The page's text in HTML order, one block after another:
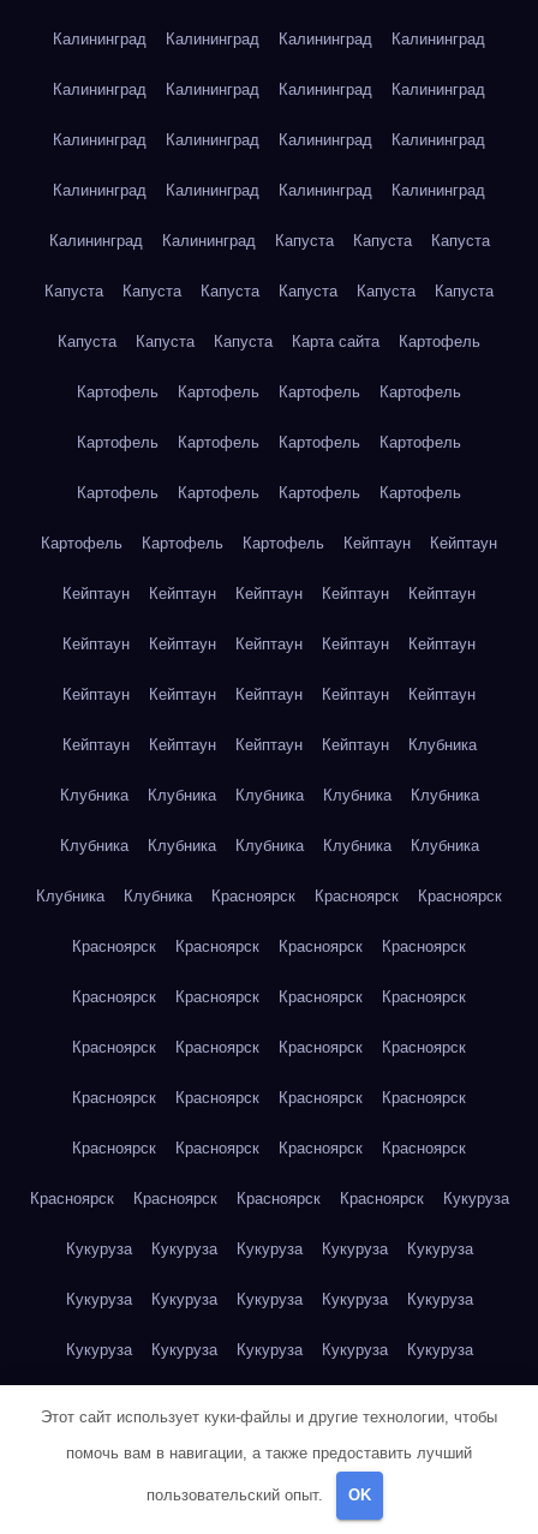
Калининград Калининград Калининград Калининград
Калининград Калининград Калининград Калининград
Калининград Калининград Калининград Калининград
Калининград Калининград Калининград Калининград
Калининград Калининград Капуста Капуста Капуста
Капуста Капуста Капуста Капуста Капуста Капуста
Капуста Капуста Капуста Карта сайта Картофель
Картофель Картофель Картофель Картофель
Картофель Картофель Картофель Картофель
Картофель Картофель Картофель Картофель
Картофель Картофель Картофель Кейптаун Кейптаун
Кейптаун Кейптаун Кейптаун Кейптаун Кейптаун
Кейптаун Кейптаун Кейптаун Кейптаун Кейптаун
Кейптаун Кейптаун Кейптаун Кейптаун Кейптаун
Кейптаун Кейптаун Кейптаун Кейптаун Клубника
Клубника Клубника Клубника Клубника Клубника
Клубника Клубника Клубника Клубника Клубника
Клубника Клубника Красноярск Красноярск Красноярск
Красноярск Красноярск Красноярск Красноярск
Красноярск Красноярск Красноярск Красноярск
Красноярск Красноярск Красноярск Красноярск
Красноярск Красноярск Красноярск Красноярск
Красноярск Красноярск Красноярск Красноярск
Красноярск Красноярск Красноярск Красноярск Кукуруза
Кукуруза Кукуруза Кукуруза Кукуруза Кукуруза
Кукуруза Кукуруза Кукуруза Кукуруза Кукуруза
Кукуруза Кукуруза Кукуруза Кукуруза Кукуруза
Куриная грудка Куриная грудка Куриная грудка
Куриная грудка Куриная грудка Куриная грудка
Этот сайт использует куки-файлы и другие технологии, чтобы
помочь вам в навигации, а также предоставить лучший
пользовательский опыт. OK